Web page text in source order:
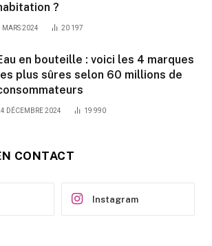
?
MARS 2024 20 197
en bouteille : voici les 4 marques
plus sûres selon 60 millions de
DÉCEMBRE 2024 19 990
CONTACT
Instagram